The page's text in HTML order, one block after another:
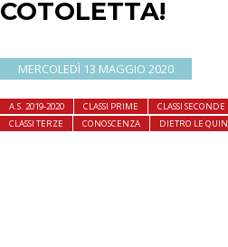
COTOLETTA!
MERCOLEDÌ 13 MAGGIO 2020
A.S. 2019-2020 CLASSI PRIME
CLASSI SECONDE
CLASSI TERZE
CONOSCENZA DIETRO LE